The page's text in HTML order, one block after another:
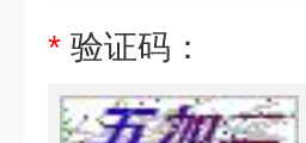
* 验证码：